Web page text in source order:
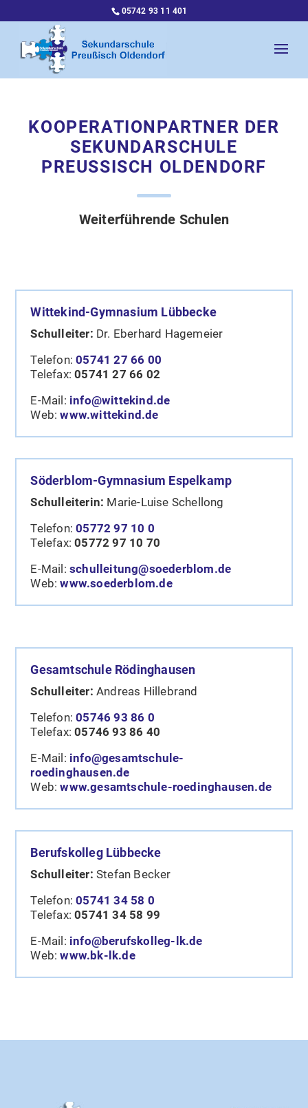
05742 93 11 401
KOOPERATIONPARTNER DER
SEKUNDARSCHULE
PREUSSISCH OLDENDORF
Weiterführende Schulen
Wittekind-Gymnasium Lübbecke
Schulleiter: Dr. Eberhard Hagemeier
Telefon:05741 27 66 00
Telefax:05741 27 66 02
E-Mail: info@wittekind.de
Web:www.wittekind.de
Söderblom-Gymnasium Espelkamp
Schulleiterin: Marie-Luise Schellong
Telefon:05772 97 10 0
Telefax:05772 97 10 70
E-Mail:schulleitung@soederblom.de
Web:www.soederblom.de
Gesamtschule Rödinghausen
Schulleiter: Andreas Hillebrand
Telefon:05746 93 86 0
Telefax:05746 93 86 40
E-Mail: info@gesamtschule-
roedinghausen.de
Web:www.gesamtschule-roedinghausen.de
Berufskolleg Lübbecke
Schulleiter: Stefan Becker
Telefon:05741 34 58 0
Telefax:05741 34 58 99
E-Mail: info@berufskolleg-lk.de
Web:www.bk-lk.de